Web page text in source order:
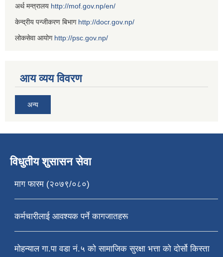
अर्थ मन्त्रालय http://mof.gov.np/en/
केन्द्रीय पन्जीकरण बिभाग http://docr.gov.np/
लोकसेवा आयोग http://psc.gov.np/
आय व्यय विवरण
अन्य
विधुतीय शुसासन सेवा
माग फारम (२०७९/०८०)
कर्मचारीलाई आवश्यक पर्ने कागजातहरू
मोहन्याल गा.पा वडा नं.५ को सामाजिक सुरक्षा भत्ता को दोर्सो किस्ता